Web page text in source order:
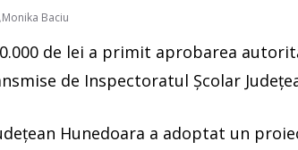
Monika Baciu
de lei a primit aprobarea
de Inspectoratul Școlar
Hunedoara a adoptat un